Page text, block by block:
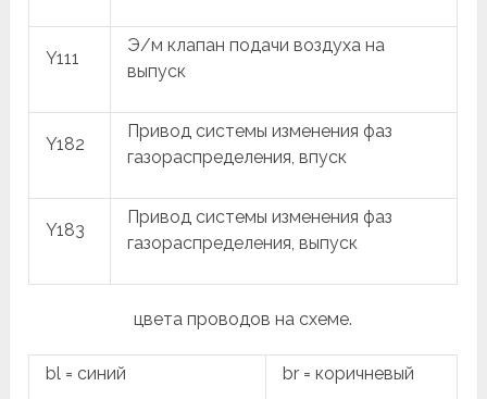
Y111
Э/м клапан подачи воздуха на
выпуск
Y182
Привод системы изменения фаз
газораспределения, впуск
Y183
Привод системы изменения фаз
газораспределения, выпуск
цвета проводов на схеме.
bl = синий br = коричневый